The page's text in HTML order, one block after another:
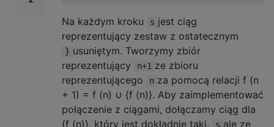
Na każdym kroku s jest ciąg
reprezentujący zestaw z ostatecznym
} usuniętym. Tworzymy zbiór
reprezentujący
n+1 ze zbioru
reprezentującego
n za pomocą relacji f (n
+ 1) = f (n) ∪ {f (n)}. Aby zaimplementować
połączenie z ciągami, dołączamy ciąg dla
{f (n)}, który jest dokładnie taki,
s ale ze